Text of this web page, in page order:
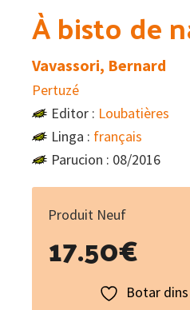
À bisto de
Vavassori, Bernard
Pertuzé
Editor : Loubatières
Linga : français
Parucion : 08/2016
Produit Neuf
17.50€
Botar